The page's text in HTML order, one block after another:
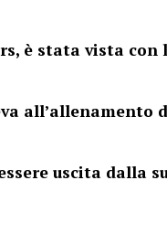
è stata vista con
all’allenamento
uscita dalla